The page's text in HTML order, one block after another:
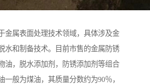
金属表面处理技术领域，具体涉及金
水和制备技术。目前市售的金属防锈
油，脱水添加剂，防锈添加剂等组合
一般为煤油，其质量分数约为90％，